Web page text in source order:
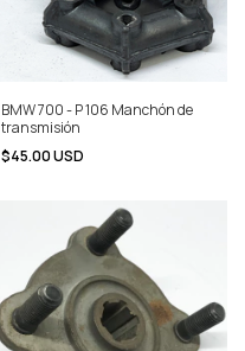
BMW 700 - P 106 Manchón de
transmisión
$45.00 USD